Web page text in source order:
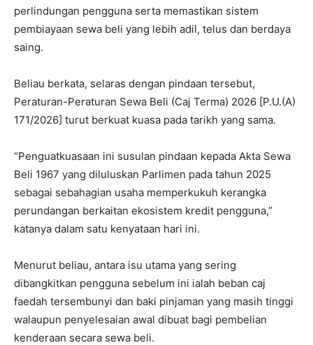
perlindungan pengguna serta memastikan sistem
pembiayaan sewa beli yang lebih adil, telus dan berdaya
saing.
Beliau berkata, selaras dengan pindaan tersebut,
Peraturan-Peraturan Sewa Beli (Caj Terma) 2026 [P.U.(A)
171/2026] turut berkuat kuasa pada tarikh yang sama.
“Penguatkuasaan ini susulan pindaan kepada Akta Sewa
Beli 1967 yang diluluskan Parlimen pada tahun 2025
sebagai sebahagian usaha memperkukuh kerangka
perundangan berkaitan ekosistem kredit pengguna,”
katanya dalam satu kenyataan hari ini.
Menurut beliau, antara isu utama yang sering
dibangkitkan pengguna sebelum ini ialah beban caj
faedah tersembunyi dan baki pinjaman yang masih tinggi
walaupun penyelesaian awal dibuat bagi pembelian
kenderaan secara sewa beli.